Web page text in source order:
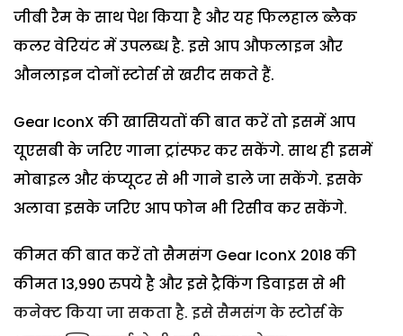
जीबी रैम के साथ पेश किया है और यह फिलहाल ब्लैक
कलर वेरियंट में उपलब्ध है. इसे आप औफलाइन और
औनलाइन दोनों स्टोर्स से खरीद सकते हैं.
Gear IconX की खासियतों की बात करें तो इसमें आप
यूएसबी के जरिए गाना ट्रांस्फर कर सकेंगे. साथ ही इसमें
मोबाइल और कंप्यूटर से भी गाने डाले जा सकेंगे. इसके
अलावा इसके जरिए आप फोन भी रिसीव कर सकेंगे.
कीमत की बात करें तो सैमसंग Gear IconX 2018 की
कीमत 13,990 रुपये है और इसे ट्रैकिंग डिवाइस से भी
कनेक्ट किया जा सकता है. इसे सैमसंग के स्टोर्स के